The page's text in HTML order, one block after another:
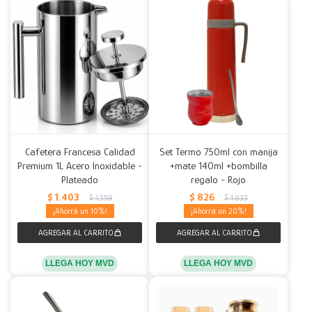
Cafetera Francesa Calidad
Premium 1L Acero Inoxidable -
Plateado
$ 1.403 $ 1.559
10
LLEGA HOY MVD
Set Termo 750ml con manija
+mate 140ml +bombilla
regalo - Rojo
$ 826 $ 1.033
20
LLEGA HOY MVD